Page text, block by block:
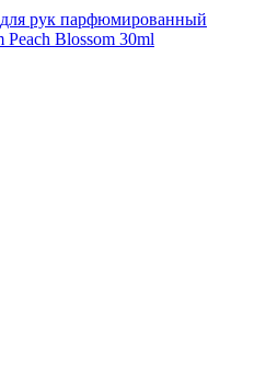
рук парфюмированный
Blossom 30ml